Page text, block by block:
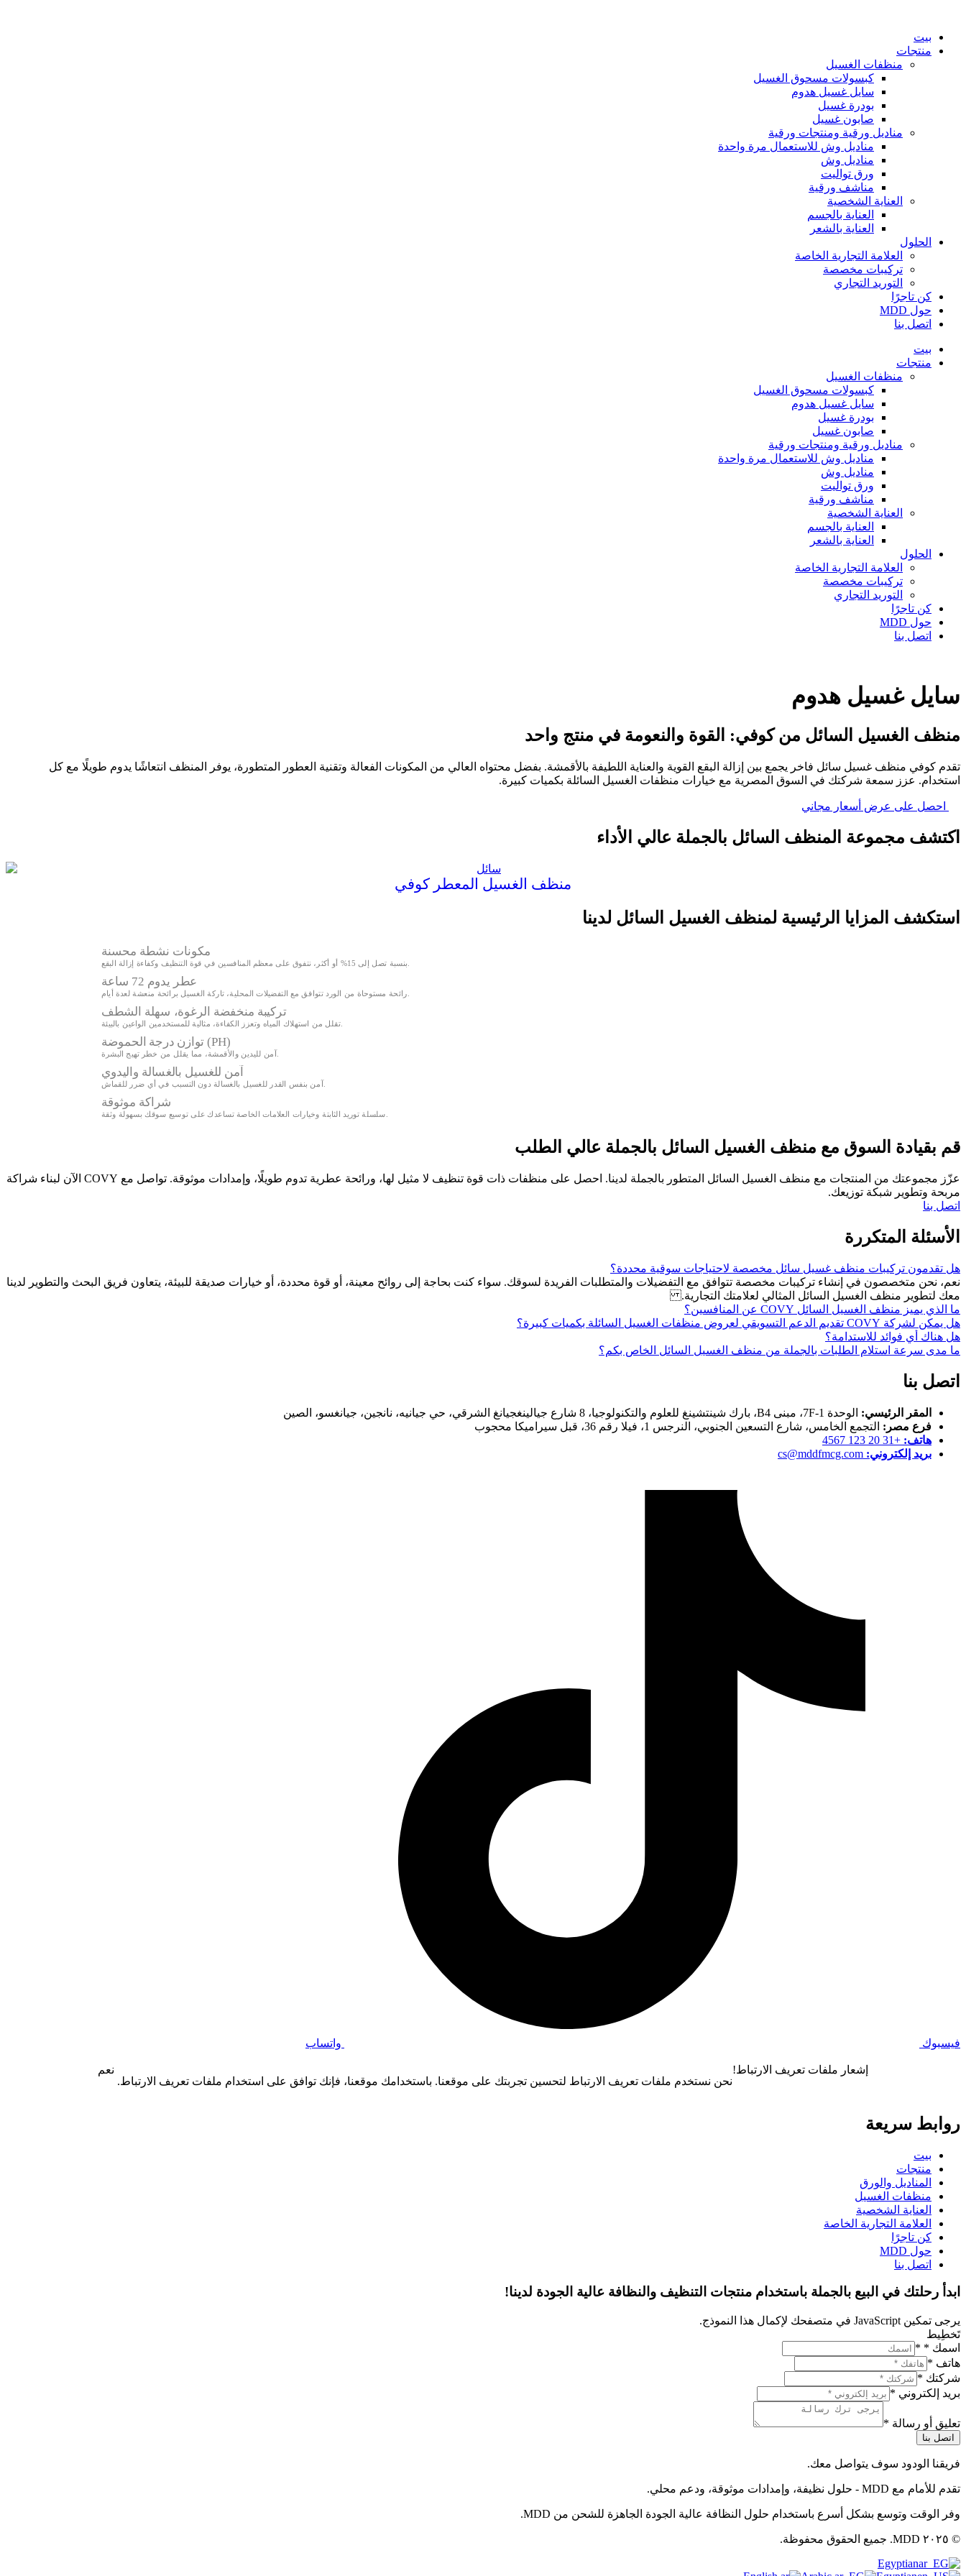
المحتوىبيت
منتجات
منظفات الغسيل
كبسولات مسحوق الغسيل
سايل غسيل هدوم
بودرة غسيل
صابون غسيل
مناديل ورقية ومنتجات ورقية
مناديل وش للاستعمال مرة واحدة
مناديل وش
ورق تواليت
مناشف ورقية
العناية الشخصية
العناية بالجسم
العناية بالشعر
الحلول
العلامة التجارية الخاصة
تركيبات مخصصة
التوريد التجاري
كن تاجرًا
حول MDD
اتصل بنا
بيت
منتجات
منظفات الغسيل
كبسولات مسحوق الغسيل
سايل غسيل هدوم
بودرة غسيل
صابون غسيل
مناديل ورقية ومنتجات ورقية
مناديل وش للاستعمال مرة واحدة
مناديل وش
ورق تواليت
مناشف ورقية
العناية الشخصية
العناية بالجسم
العناية بالشعر
الحلول
العلامة التجارية الخاصة
تركيبات مخصصة
التوريد التجاري
كن تاجرًا
حول MDD
اتصل بنا
سايل غسيل هدوم
منظف الغسيل السائل من كوفي: القوة والنعومة في منتج واحد
تقدم كوفي منظف غسيل سائل فاخر يجمع بين إزالة البقع القوية والعناية اللطيفة بالأقمشة. بفضل محتواه العالي من المكونات الفعالة وتقنية العطور المتطورة، يوفر المنظف انتعاشًا يدوم طويلًا مع كل
استخدام. عزز سمعة شركتك في السوق المصرية مع خيارات منظفات الغسيل السائلة بكميات كبيرة.
احصل على عرض أسعار مجاني
اكتشف مجموعة المنظف السائل بالجملة عالي الأداء
منظف الغسيل المعطر كوفي
استكشف المزايا الرئيسية لمنظف الغسيل السائل لدينا
مكونات نشطة محسنة
بنسبة تصل إلى 15% أو أكثر، نتفوق على معظم المنافسين في قوة التنظيف وكفاءة إزالة البقع.
عطر يدوم 72 ساعة
رائحة مستوحاة من الورد تتوافق مع التفضيلات المحلية، تاركة الغسيل برائحة منعشة لعدة أيام.
تركيبة منخفضة الرغوة، سهلة الشطف
تقلل من استهلاك المياه وتعزز الكفاءة، مثالية للمستخدمين الواعين بالبيئة.
توازن درجة الحموضة (PH)
آمن لليدين والأقمشة، مما يقلل من خطر تهيج البشرة.
آمن للغسيل بالغسالة واليدوي
آمن بنفس القدر للغسيل بالغسالة دون التسبب في أي ضرر للقماش.
شراكة موثوقة
سلسلة توريد الثابتة وخيارات العلامات الخاصة تساعدك على توسيع سوقك بسهولة وثقة.
قم بقيادة السوق مع منظف الغسيل السائل بالجملة عالي الطلب
عزّز مجموعتك من المنتجات مع منظف الغسيل السائل المتطور بالجملة لدينا. احصل على منظفات ذات قوة تنظيف لا مثيل لها، ورائحة عطرية تدوم طويلًا، وإمدادات موثوقة. تواصل مع COVY الآن لبناء شراكة
مربحة وتطوير شبكة توزيعك.
اتصل بنا
الأسئلة المتكررة
هل تقدمون تركيبات منظف غسيل سائل مخصصة لاحتياجات سوقية محددة؟
نعم، نحن متخصصون في إنشاء تركيبات مخصصة تتوافق مع التفضيلات والمتطلبات الفريدة لسوقك. سواء كنت بحاجة إلى روائح معينة، أو قوة محددة، أو خيارات صديقة للبيئة، يتعاون فريق البحث والتطوير لدينا
معك لتطوير منظف الغسيل السائل المثالي لعلامتك التجارية.
ما الذي يميز منظف الغسيل السائل COVY عن المنافسين؟
هل يمكن لشركة COVY تقديم الدعم التسويقي لعروض منظفات الغسيل السائلة بكميات كبيرة؟
هل هناك أي فوائد للاستدامة؟
ما مدى سرعة استلام الطلبات بالجملة من منظف الغسيل السائل الخاص بكم؟
اتصل بنا
المقر الرئيسي: الوحدة 1-7F، مبنى B4، بارك شينتشينغ للعلوم والتكنولوجيا، 8 شارع جيالينغجيانغ الشرقي، حي جيانيه، نانجين، جيانغسو، الصين
فرع مصر: التجمع الخامس، شارع التسعين الجنوبي، النرجس 1، فيلا رقم 36، قبل سيراميكا محجوب
هاتف: +31 20 123 4567
بريد إلكتروني:
فيسبوك واتساب
إشعار ملفات تعريف الارتباط!
نحن نستخدم ملفات تعريف الارتباط لتحسين تجربتك على موقعنا. باستخدامك موقعنا، فإنك توافق على استخدام ملفات تعريف الارتباط.
نعم
روابط سريعة
بيت
منتجات
المناديل والورق
منظفات الغسيل
العناية الشخصية
العلامة التجارية الخاصة
كن تاجرًا
حول MDD
اتصل بنا
ابدأ رحلتك في البيع بالجملة باستخدام منتجات التنظيف والنظافة عالية الجودة لدينا!
يرجى تمكين JavaScript في متصفحك لإكمال هذا النموذج.
تَخطِيط
اسمك * *
هاتف *
شركتك *
بريد إلكتروني *
تعليق أو رسالة *
اتصل بنا
فريقنا الودود سوف يتواصل معك.
تقدم للأمام مع MDD - حلول نظيفة، وإمدادات موثوقة، ودعم محلي.
وفر الوقت وتوسع بشكل أسرع باستخدام حلول النظافة عالية الجودة الجاهزة للشحن من MDD.
© ٢٠٢٥ MDD. جميع الحقوق محفوظة.
Egyptian